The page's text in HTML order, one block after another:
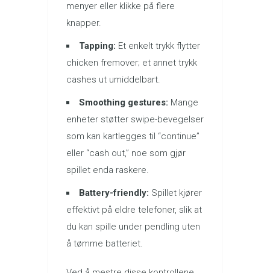
menyer eller klikke på flere
knapper.
Tapping: Et enkelt trykk flytter
chicken fremover; et annet trykk
cashes ut umiddelbart.
Smoothing gestures: Mange
enheter støtter swipe-bevegelser
som kan kartlegges til “continue”
eller “cash out,” noe som gjør
spillet enda raskere.
Battery-friendly: Spillet kjører
effektivt på eldre telefoner, slik at
du kan spille under pendling uten
å tømme batteriet.